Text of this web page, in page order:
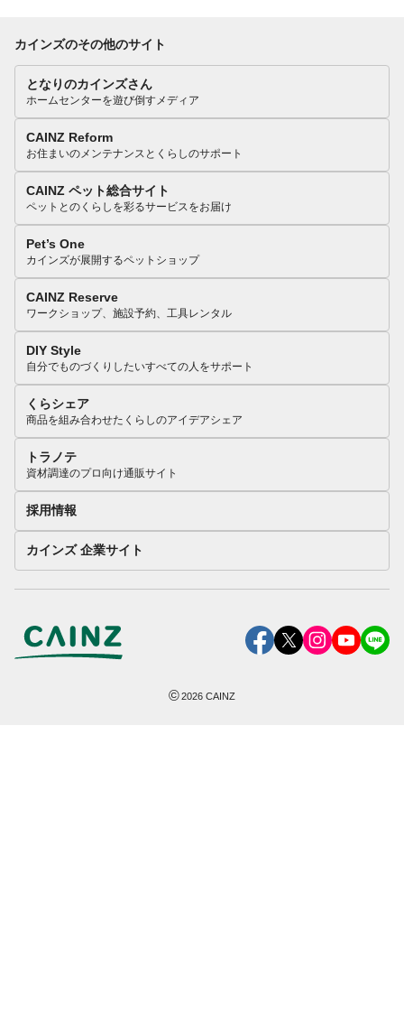
カインズのその他のサイト
となりのカインズさん
ホームセンターを遊び倒すメディア
CAINZ Reform
お住まいのメンテナンスとくらしのサポート
CAINZ ペット総合サイト
ペットとのくらしを彩るサービスをお届け
Pet’s One
カインズが展開するペットショップ
CAINZ Reserve
ワークショップ、施設予約、工具レンタル
DIY Style
自分でものづくりしたいすべての人をサポート
くらシェア
商品を組み合わせたくらしのアイデアシェア
トラノテ
資材調達のプロ向け通販サイト
採用情報
カインズ 企業サイト
©2026 CAINZ